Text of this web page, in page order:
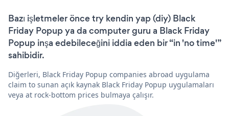
Bazı işletmeler önce try kendin yap (diy) Black
Friday Popup ya da computer guru a Black Friday
Popup inşa edebileceğini iddia eden bir “in 'no time'”
sahibidir.
Diğerleri, Black Friday Popup companies abroad uygulama
claim to sunan açık kaynak Black Friday Popup uygulamaları
veya at rock-bottom prices bulmaya çalışır.